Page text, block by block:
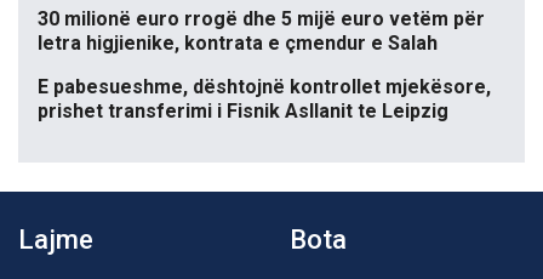
30 milionë euro rrogë dhe 5 mijë euro vetëm për
letra higjienike, kontrata e çmendur e Salah
E pabesueshme, dështojnë kontrollet mjekësore,
prishet transferimi i Fisnik Asllanit te Leipzig
Lajme Bota